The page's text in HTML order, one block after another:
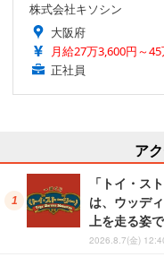
株式会社キソシン
大阪府
月給27万3,600円～
正社員
ア
「トイ・ス
は、ウッデ
上を走る姿
2026.8.7(金)